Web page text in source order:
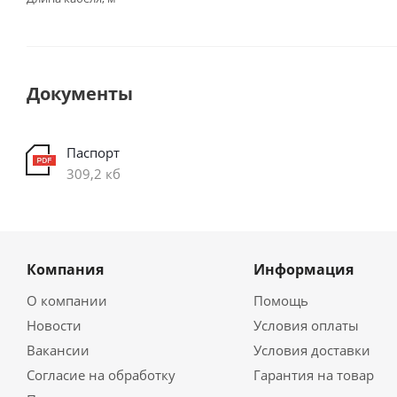
Документы
Паспорт
309,2 кб
Компания
О компании
Новости
Вакансии
Согласие на обработку
Информация
Помощь
Условия оплаты
Условия доставки
Гарантия на товар